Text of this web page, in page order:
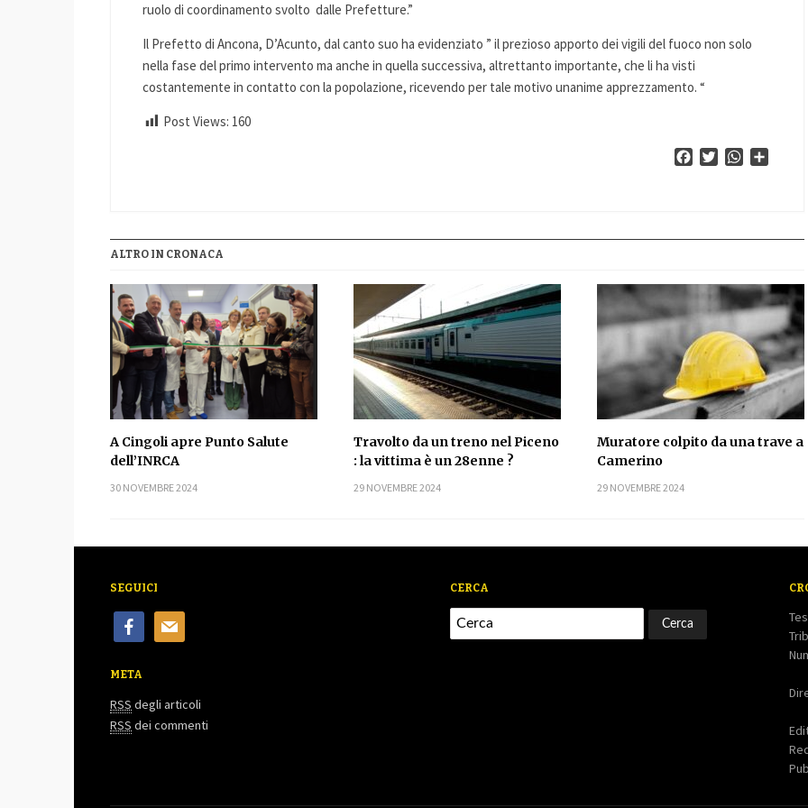
ruolo di coordinamento svolto dalle Prefetture.”
Il Prefetto di Ancona, D’Acunto, dal canto suo ha evidenziato ” il prezioso apporto dei vigili del fuoco non solo
nella fase del primo intervento ma anche in quella successiva, altrettanto importante, che li ha visti
costantemente in contatto con la popolazione, ricevendo per tale motivo unanime apprezzamento. “
Post Views: 160
FacebookTwitterWhatsApp
ALTRO IN CRONACA
A Cingoli apre Punto Salute
dell’INRCA
30 NOVEMBRE 2024
Travolto da un treno nel Piceno
: la vittima è un 28enne ?
29 NOVEMBRE 2024
Muratore colpito da una trave a
Camerino
29 NOVEMBRE 2024
SEGUICI
facebookmail
META
RSS degli articoli
RSS dei commenti
CERCA